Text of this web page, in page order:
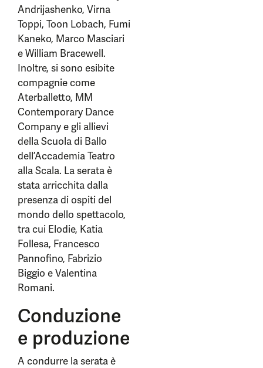
Andrijashenko, Virna
Toppi, Toon Lobach, Fumi
Kaneko, Marco Masciari
e William Bracewell.
Inoltre, si sono esibite
compagnie come
Aterballetto, MM
Contemporary Dance
Company e gli allievi
della Scuola di Ballo
dell’Accademia Teatro
alla Scala. La serata è
stata arricchita dalla
presenza di ospiti del
mondo dello spettacolo,
tra cui Elodie, Katia
Follesa, Francesco
Pannofino, Fabrizio
Biggio e Valentina
Romani.
Conduzione
e produzione
A condurre la serata è